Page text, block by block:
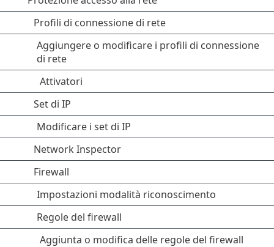
Profili di connessione di rete
Aggiungere o modificare i profili di connessione
di rete
Attivatori
Set di IP
Modificare i set di IP
Network Inspector
Firewall
Impostazioni modalità riconoscimento
Regole del firewall
Aggiunta o modifica delle regole del firewall